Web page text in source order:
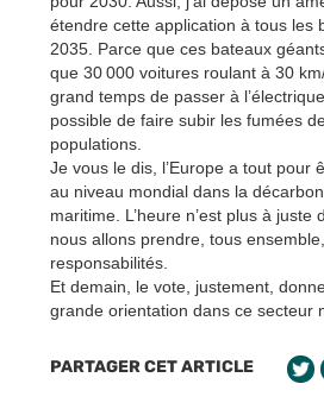
étendre cette application à tous les
2035. Parce que ces bateaux
que 30 000 voitures roulant à 30
grand temps de passer à
possible de faire subir les fumées
populations.
Je vous le dis, l’Europe a tout pour
au niveau mondial dans la
maritime. L’heure n’est plus à juste
nous allons prendre, tous
responsabilités.
Et demain, le vote, justement,
grande orientation dans ce secteur
PARTAGER CET ARTICLE